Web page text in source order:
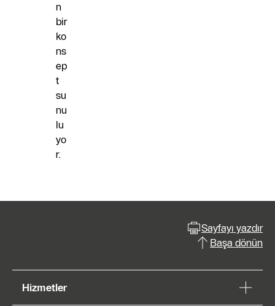
n
bir
ko
ns
ep
t
su
nu
lu
yo
r.
Sayfayı yazdır
Başa dönün
Hizmetler